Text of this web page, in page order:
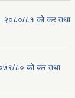
२०८०/८१ को कर तथा
८० को कर तथा